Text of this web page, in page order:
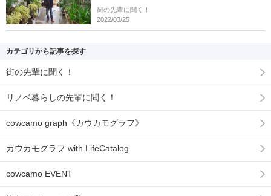
街の先輩に聞く！
2022/03/25
カテゴリから記事を探す
街の先輩に聞く！
リノベ暮らしの先輩に聞く！
cowcamo graph《カウカモグラフ》
カウカモグラフ with LifeCatalog
cowcamo EVENT